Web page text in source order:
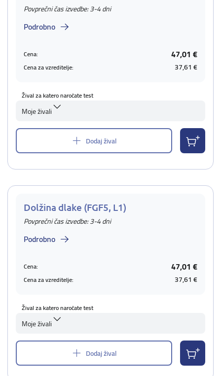
Povprečni čas izvedbe: 3-4 dni
Podrobno
Cena: 47,01 €
Cena za vzreditelje: 37,61 €
Žival za katero naročate test
Moje živali
Dodaj žival
Dolžina dlake (FGF5, L1)
Povprečni čas izvedbe: 3-4 dni
Podrobno
Cena: 47,01 €
Cena za vzreditelje: 37,61 €
Žival za katero naročate test
Moje živali
Dodaj žival